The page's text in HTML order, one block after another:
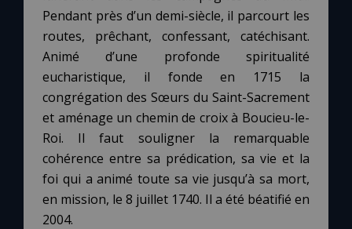
L'Évangile chaque jour
Les premiers samedis du mois
Marie qui défait les nœuds
Me consacrer à Jésus par Marie
Mes intentions de prière
Pendant près d’un demi-siècle, il parcourt les
routes, prêchant, confessant, catéchisant.
Animé d’une profonde spiritualité
eucharistique, il fonde en 1715 la
congrégation des Sœurs du Saint-Sacrement
et aménage un chemin de croix à Boucieu-le-
Roi. Il faut souligner la remarquable
cohérence entre sa prédication, sa vie et la
foi qui a animé toute sa vie jusqu’à sa mort,
en mission, le 8 juillet 1740. Il a été béatifié en
2004.